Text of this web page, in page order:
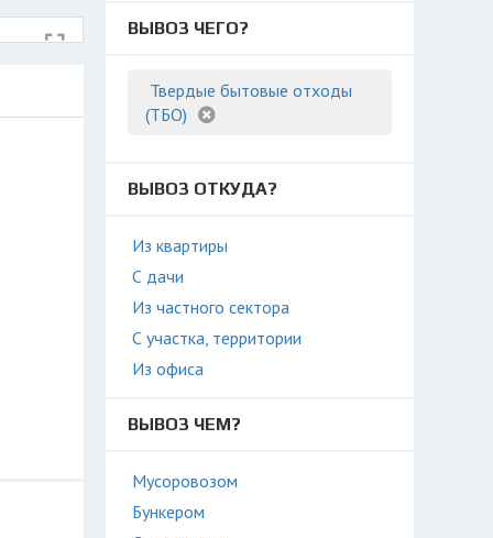
ВЫВОЗ ЧЕГО?
Твердые бытовые отходы
(ТБО)
ВЫВОЗ ОТКУДА?
Из квартиры
С дачи
Из частного сектора
С участка, территории
Из офиса
ВЫВОЗ ЧЕМ?
Мусоровозом
Бункером